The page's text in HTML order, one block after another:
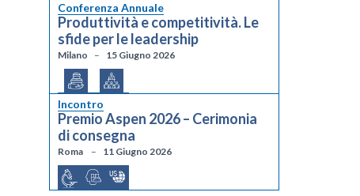
Conferenza Annuale
Produttività e competitività. Le
sfide per le leadership
Milano 15 Giugno 2026
Incontro
Premio Aspen 2026 – Cerimonia
di consegna
Roma 11 Giugno 2026